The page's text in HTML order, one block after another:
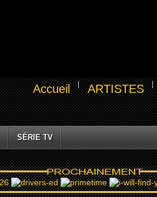
Accueil ARTISTES
SÉRIE TV